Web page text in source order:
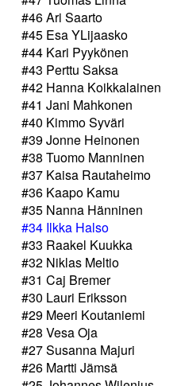
#46 Ari Saarto
#45 Esa YLijaasko
#44 Kari Pyykönen
#43 Perttu Saksa
#42 Hanna Koikkalainen
#41 Jani Mahkonen
#40 Kimmo Syväri
#39 Jonne Heinonen
#38 Tuomo Manninen
#37 Kaisa Rautaheimo
#36 Kaapo Kamu
#35 Nanna Hänninen
#34 Ilkka Halso
#33 Raakel Kuukka
#32 Niklas Meltio
#31 Caj Bremer
#30 Lauri Eriksson
#29 Meeri Koutaniemi
#28 Vesa Oja
#27 Susanna Majuri
#26 Martti Jämsä